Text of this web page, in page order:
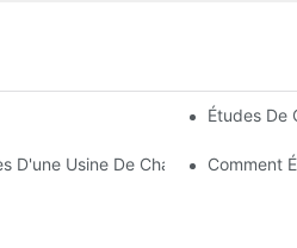
Idéal Pour Votre EntrepriseÉtudes De
D'une Usine De Chaises Longues
Comment